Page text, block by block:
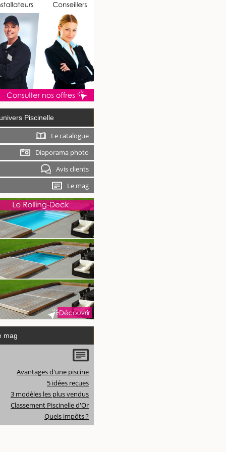
Piscinelle
Le catalogue
Diaporama photo
Avis clients
Le mag
mag
Avantages d'une piscine
5 idées reçues
3 modèles les plus vendus
Classement Piscinelle d'Or
Quels impôts ?